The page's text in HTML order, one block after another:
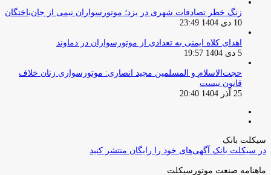
زنگ خطر تصادفات شهری در یزد؛ موتورسواران نیمی از جان‌باختگان
10 دی 1404 23:49
اهدای کلاه ایمنی به تعدادی از موتورسواران در دماوند
5 دی 1404 19:57
حجت‌الاسلام و المسلمین مجید انصاری: موتورسواری زنان خلاف
قانون نیست
25 آذر 1404 20:40
سیکلت بانک
در سیکلت بانک آگهی‌های خود را رایگان منتشر کنید
ماهنامه صنعت موتورسیکلت